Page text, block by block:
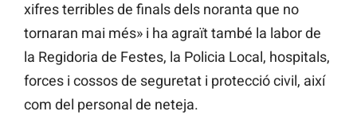
xifres terribles de finals dels noranta que no
tornaran mai més» i ha agraït també la labor de
la Regidoria de Festes, la Policia Local, hospitals,
forces i cossos de seguretat i protecció civil, així
com del personal de neteja.